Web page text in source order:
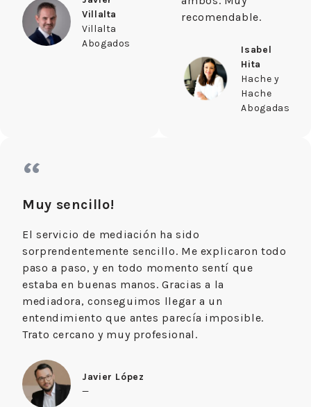
Villalta
Villalta
Abogados
recomendable.
Isabel
Hita
Hache y
Hache
Abogadas
“
Muy sencillo!
El servicio de mediación ha sido
sorprendentemente sencillo. Me explicaron todo
paso a paso, y en todo momento sentí que
estaba en buenas manos. Gracias a la
mediadora, conseguimos llegar a un
entendimiento que antes parecía imposible.
Trato cercano y muy profesional.
Javier López
—